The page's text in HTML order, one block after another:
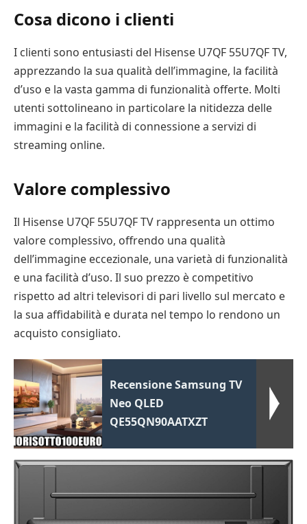
Cosa dicono i clienti
I clienti sono entusiasti del Hisense U7QF 55U7QF TV,
apprezzando la sua qualità dell’immagine, la facilità
d’uso e la vasta gamma di funzionalità offerte. Molti
utenti sottolineano in particolare la nitidezza delle
immagini e la facilità di connessione a servizi di
streaming online.
Valore complessivo
Il Hisense U7QF 55U7QF TV rappresenta un ottimo
valore complessivo, offrendo una qualità
dell’immagine eccezionale, una varietà di funzionalità
e una facilità d’uso. Il suo prezzo è competitivo
rispetto ad altri televisori di pari livello sul mercato e
la sua affidabilità e durata nel tempo lo rendono un
acquisto consigliato.
Recensione Samsung TV
Neo QLED
QE55QN90AATXZT